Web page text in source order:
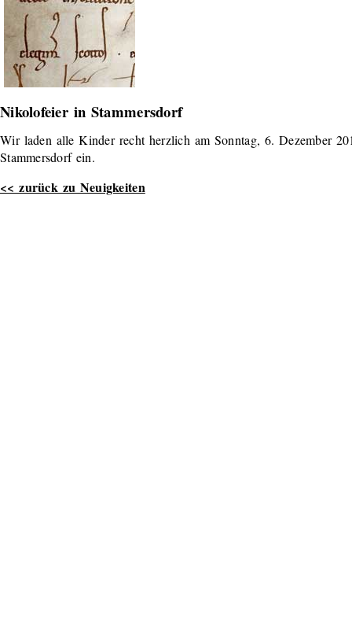
Nikolofeier in Stammersdorf
Wir laden alle Kinder recht herzlich am Sonntag, 6. Dezember
Stammersdorf ein.
<< zurück zu Neuigkeiten